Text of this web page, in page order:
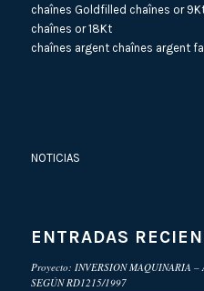
chaînes Goldfilled chaînes or
chaînes or 18Kt
chaînes argent chaînes argent
NOTICIAS
ENTRADAS
Proyecto: INVERSION MAQUINARIA –
SEGÚN RD1215/1997